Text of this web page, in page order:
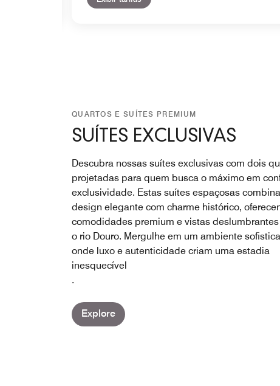
QUARTOS E SUÍTES PREMIUM
SUÍTES EXCLUSIVAS
Descubra nossas suítes exclusivas com dois
projetadas para quem busca o máximo em
exclusividade. Estas suítes espaçosas
design elegante com charme histórico,
comodidades premium e vistas
o rio Douro. Mergulhe em um ambiente
onde luxo e autenticidade criam uma estadia
inesquecível
.
Explore